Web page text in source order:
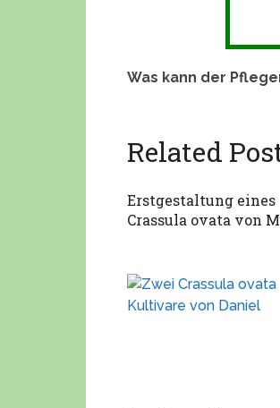
Was kann der
Related
Erstgestaltung eines
Crassula ovata von